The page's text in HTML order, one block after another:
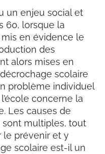
un enjeu social et
60, lorsque la
en évidence le
des
alors mises en
scolaire
problème individuel
concerne la
Les causes de
sont multiples, tout
le prévenir et y
scolaire est-il un